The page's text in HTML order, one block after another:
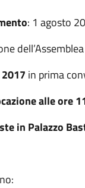
: 1 agosto
in prima
alle ore
in Palazzo